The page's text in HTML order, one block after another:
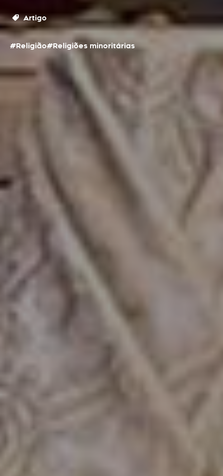
Artigo
#Religião#Religiões minoritárias